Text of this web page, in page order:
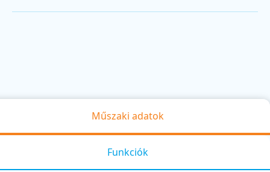
Műszaki adatok
Funkciók